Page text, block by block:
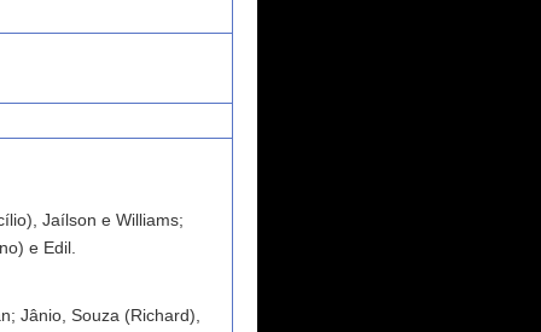
Jaílson e Williams;
e Edil.
Jânio, Souza (Richard),